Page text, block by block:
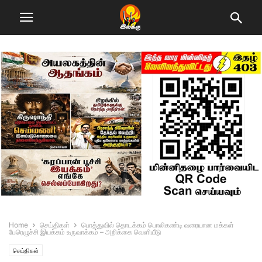
Home செய்திகள்
பொத்துவில் தொடக்கம் பொலிகண்டி வரையான மக்கள்
பேரெழுச்சி இயக்கம் உருவாக்கம் – அறிக்கை வெளியீடு
செய்திகள்